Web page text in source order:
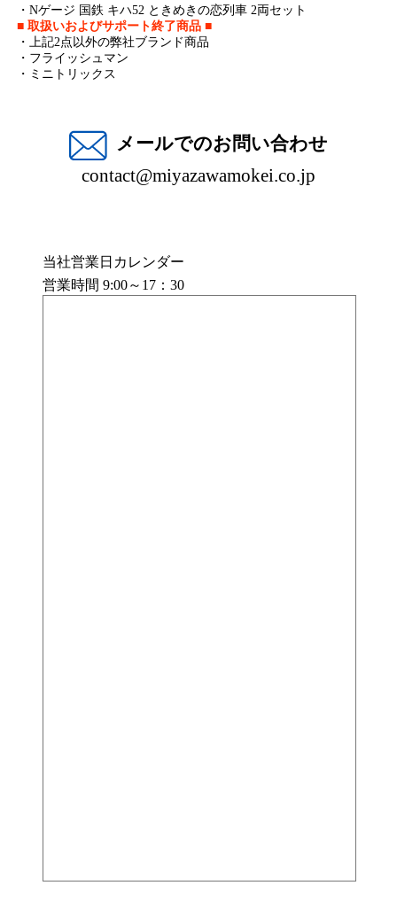
・Nゲージ 国鉄 キハ52 ときめきの恋列車 2両セット
■ 取扱いおよびサポート終了商品 ■
・上記2点以外の弊社ブランド商品
・フライッシュマン
・ミニトリックス
メールでのお問い合わせ
contact@miyazawamokei.co.jp
当社営業日カレンダー
営業時間 9:00～17：30